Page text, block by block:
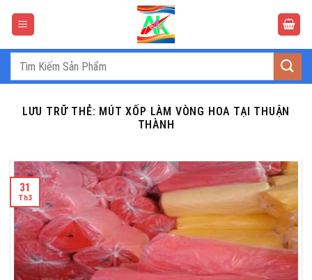
Tìm
LƯU TRỮ THẺ: MÚT XỐP LÀM VÒNG HOA TẠI THUẬN
THÀNH
31
Th3